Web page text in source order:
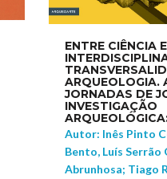
ENTRE CIÊNCIA
ARQUEOLOGIA.
JORNADAS DE
INVESTIGAÇÃO
Autor: Inês Pinto
Bento, Luís Serrão
Abrunhosa; Tiago